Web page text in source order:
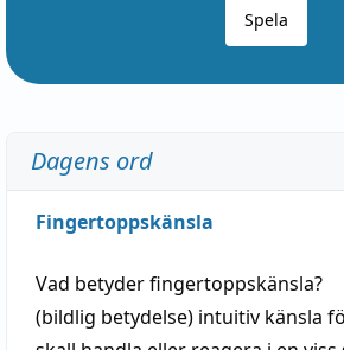
Spela
Dagens ord
Fingertoppskänsla
Vad betyderfingertoppskänsla?
(bildlig betydelse) intuitiv känsla